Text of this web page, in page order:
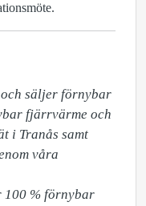
säljer förnybar
fjärrvärme och
i Tranås samt
våra
% förnybar